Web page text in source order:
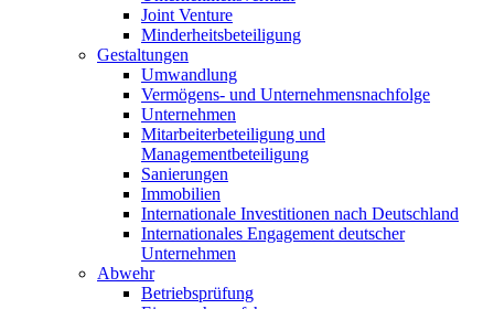
Joint Venture
Minderheitsbeteiligung
Gestaltungen
Umwandlung
Vermögens- und Unternehmensnachfolge
Unternehmen
Mitarbeiterbeteiligung und
Managementbeteiligung
Sanierungen
Immobilien
Internationale Investitionen nach Deutschland
Internationales Engagement deutscher
Unternehmen
Abwehr
Betriebsprüfung